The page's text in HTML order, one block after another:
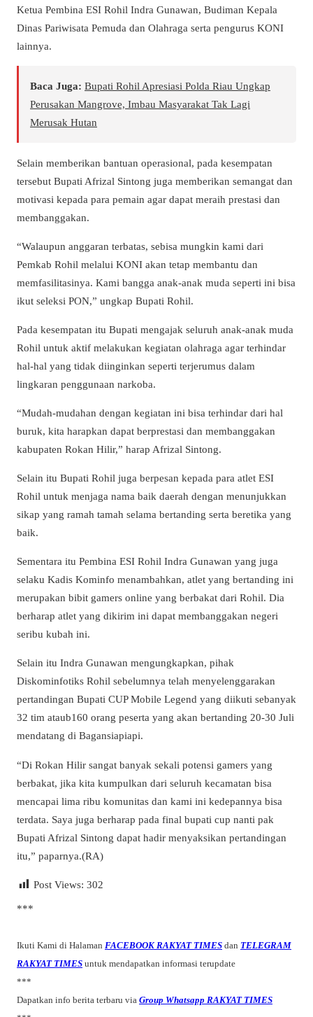
Ketua Pembina ESI Rohil Indra Gunawan, Budiman Kepala
Dinas Pariwisata Pemuda dan Olahraga serta pengurus KONI
lainnya.
Baca Juga: Bupati Rohil Apresiasi Polda Riau Ungkap
Perusakan Mangrove, Imbau Masyarakat Tak Lagi
Merusak Hutan
Selain memberikan bantuan operasional, pada kesempatan
tersebut Bupati Afrizal Sintong juga memberikan semangat dan
motivasi kepada para pemain agar dapat meraih prestasi dan
membanggakan.
“Walaupun anggaran terbatas, sebisa mungkin kami dari
Pemkab Rohil melalui KONI akan tetap membantu dan
memfasilitasinya. Kami bangga anak-anak muda seperti ini bisa
ikut seleksi PON,” ungkap Bupati Rohil.
Pada kesempatan itu Bupati mengajak seluruh anak-anak muda
Rohil untuk aktif melakukan kegiatan olahraga agar terhindar
hal-hal yang tidak diinginkan seperti terjerumus dalam
lingkaran penggunaan narkoba.
“Mudah-mudahan dengan kegiatan ini bisa terhindar dari hal
buruk, kita harapkan dapat berprestasi dan membanggakan
kabupaten Rokan Hilir,” harap Afrizal Sintong.
Selain itu Bupati Rohil juga berpesan kepada para atlet ESI
Rohil untuk menjaga nama baik daerah dengan menunjukkan
sikap yang ramah tamah selama bertanding serta beretika yang
baik.
Sementara itu Pembina ESI Rohil Indra Gunawan yang juga
selaku Kadis Kominfo menambahkan, atlet yang bertanding ini
merupakan bibit gamers online yang berbakat dari Rohil. Dia
berharap atlet yang dikirim ini dapat membanggakan negeri
seribu kubah ini.
Selain itu Indra Gunawan mengungkapkan, pihak
Diskominfotiks Rohil sebelumnya telah menyelenggarakan
pertandingan Bupati CUP Mobile Legend yang diikuti sebanyak
32 tim ataub160 orang peserta yang akan bertanding 20-30 Juli
mendatang di Bagansiapiapi.
“Di Rokan Hilir sangat banyak sekali potensi gamers yang
berbakat, jika kita kumpulkan dari seluruh kecamatan bisa
mencapai lima ribu komunitas dan kami ini kedepannya bisa
terdata. Saya juga berharap pada final bupati cup nanti pak
Bupati Afrizal Sintong dapat hadir menyaksikan pertandingan
itu,” paparnya.(RA)
Post Views: 302
***
Ikuti Kami di Halaman FACEBOOK RAKYAT TIMES dan TELEGRAM
RAKYAT TIMES untuk mendapatkan informasi terupdate
***
Dapatkan info berita terbaru via Group Whatsapp RAKYAT TIMES